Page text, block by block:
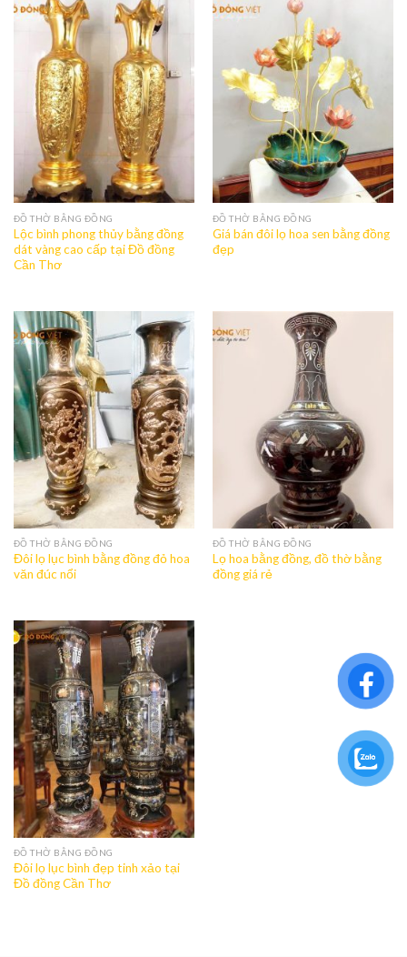
ĐỒ THỜ BẰNG ĐỒNG
Lộc bình phong thủy bằng đồng
dát vàng cao cấp tại Đồ đồng
Cần Thơ
ĐỒ THỜ BẰNG ĐỒNG
Giá bán đôi lọ hoa sen bằng đồng
đẹp
ĐỒ THỜ BẰNG ĐỒNG
Đôi lọ lục bình bằng đồng đỏ hoa
văn đúc nổi
ĐỒ THỜ BẰNG ĐỒNG
Lọ hoa bằng đồng, đồ thờ bằng
đồng giá rẻ
ĐỒ THỜ BẰNG ĐỒNG
Đôi lọ lục bình đẹp tinh xảo tại
Đồ đồng Cần Thơ